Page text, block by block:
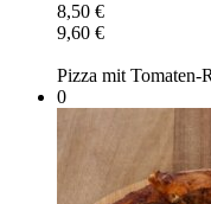
8,50 €
9,60 €
Pizza mit Tomaten-
0